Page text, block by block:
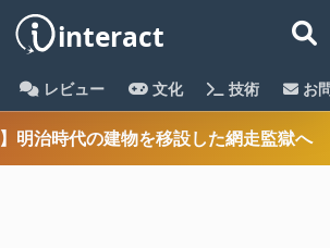
レビュー 文化 技術 お
明治時代の建物を移設した網走監獄へ